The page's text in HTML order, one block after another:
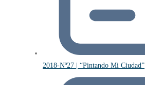
2018-Nº27 | “Pintando Mi Ciudad”